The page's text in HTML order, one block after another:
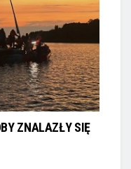
ZNALAZŁY SIĘ